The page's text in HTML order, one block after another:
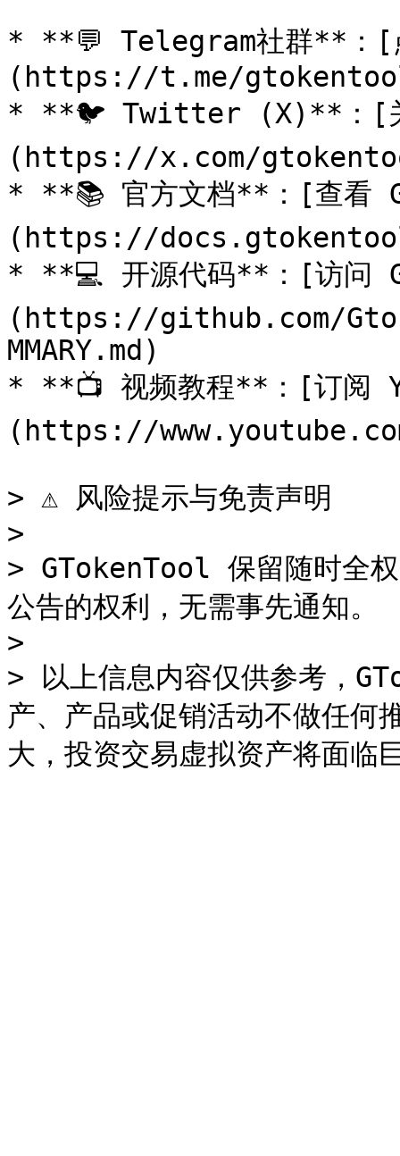
* **💬 Telegram社群**：[
(https://t.me/
* **🐦 Twitter (X)**：[关
(https://x.com/
* **📚 官方文档**：[查看
(https://
* **💻 开源代码**：[访问
(https://github.com/
MMARY.md)
* **📺 视频教程**：[订阅
(https://
> ⚠️ 风险提示与免责声明
>
> GTokenTool 保留随时全权
公告的权利，无需事先通知。
>
> 以上信息内容仅供参考，
产、产品或促销活动不做任何